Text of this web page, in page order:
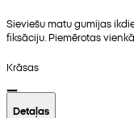
Sieviešu matu gumijas
fiksāciju. Piemērotas
Krāsas
Detaļas